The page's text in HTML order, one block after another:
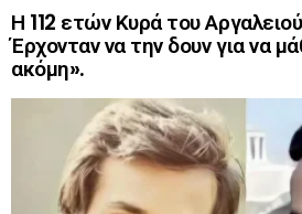
Η 112 ετών Κυρά του
Έρχονταν να την δουν για να
ακόμη».